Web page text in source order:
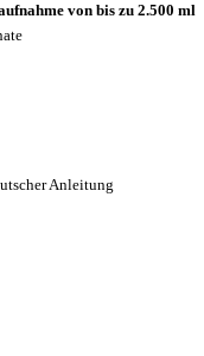
von bis zu 2.500 ml
Anleitung